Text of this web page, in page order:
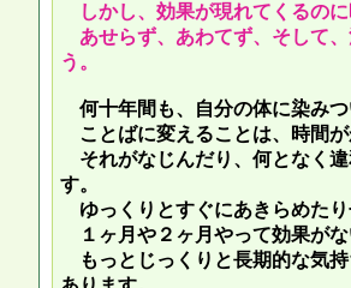
しかし、効果が現れてくるの
あせらず、あわてず、そして
う。
何十年間も、自分の体に染み
ことばに変えることは、時間
それがなじんだり、何となく
す。
ゆっくりとすぐにあきらめた
１ヶ月や２ヶ月やって効果が
もっとじっくりと長期的な気